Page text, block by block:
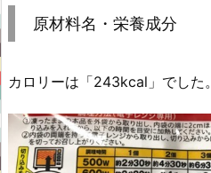
原材料名・栄養成分
カロリーは「243kcal」でした。